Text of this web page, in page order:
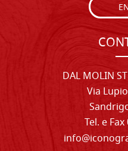
DAL MOLIN
Via
Tel. e